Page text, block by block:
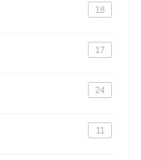
18
17
24
11